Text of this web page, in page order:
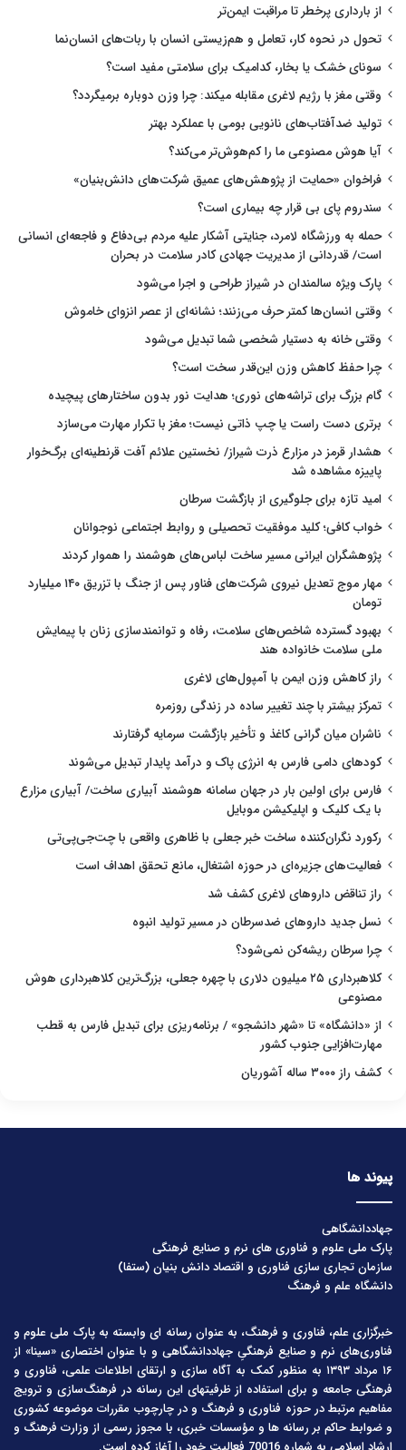
از بارداری پرخطر تا مراقبت ایمن‌تر
تحول در نحوه کار، تعامل و هم‌زیستی انسان با ربات‌های انسان‌نما
سونای خشک یا بخار، کدامیک برای سلامتی مفید است؟
وقتی مغز با رژیم لاغری مقابله میکند: چرا وزن دوباره برمیگردد؟
تولید ضدآفتاب‌های نانویی بومی با عملکرد بهتر
آیا هوش مصنوعی ما را کم‌هوش‌تر می‌کند؟
فراخوان «حمایت از پژوهش‌های عمیق شرکت‌های دانش‌بنیان»
سندروم پای بی قرار چه بیماری است؟
حمله به ورزشگاه لامرد، جنایتی آشکار علیه مردم بی‌دفاع و فاجعه‌ای انسانی
است/ قدردانی از مدیریت جهادی کادر سلامت در بحران
پارک ویژه سالمندان در شیراز طراحی و اجرا می‌شود
وقتی انسان‌ها کمتر حرف می‌زنند؛ نشانه‌ای از عصر انزوای خاموش
وقتی خانه به دستیار شخصی شما تبدیل می‌شود
چرا حفظ کاهش وزن این‌قدر سخت است؟
گام بزرگ برای تراشه‌های نوری؛ هدایت نور بدون ساختارهای پیچیده
برتری دست راست یا چپ ذاتی نیست؛ مغز با تکرار مهارت می‌سازد
هشدار قرمز در مزارع ذرت شیراز/ نخستین علائم آفت قرنطینه‌ای برگ‌خوار
پاییزه مشاهده شد
امید تازه برای جلوگیری از بازگشت سرطان
خواب کافی؛ کلید موفقیت تحصیلی و روابط اجتماعی نوجوانان
پژوهشگران ایرانی مسیر ساخت لباس‌های هوشمند را هموار کردند
مهار موج تعدیل نیروی شرکت‌های فناور پس از جنگ با تزریق ۱۴۰ میلیارد
تومان
بهبود گسترده شاخص‌های سلامت، رفاه و توانمندسازی زنان با پیمایش
ملی سلامت خانواده هند
راز کاهش وزن ایمن با آمپول‌های لاغری
تمرکز بیشتر با چند تغییر ساده در زندگی روزمره
ناشران میان گرانی کاغذ و تأخیر بازگشت سرمایه گرفتارند
کودهای دامی فارس به انرژی پاک و درآمد پایدار تبدیل می‌شوند
فارس برای اولین بار در جهان سامانه هوشمند آبیاری ساخت/ آبیاری مزارع
با یک کلیک و اپلیکیشن موبایل
رکورد نگران‌کننده ساخت خبر جعلی با ظاهری واقعی با چت‌جی‌پی‌تی
فعالیت‌های جزیره‌ای در حوزه اشتغال، مانع تحقق اهداف است
راز تناقض داروهای لاغری کشف شد
نسل جدید داروهای ضدسرطان در مسیر تولید انبوه
چرا سرطان ریشه‌کن نمی‌شود؟
کلاهبرداری ۲۵ میلیون دلاری با چهره جعلی، بزرگ‌ترین کلاهبرداری هوش
مصنوعی
از «دانشگاه» تا «شهر دانشجو» / برنامه‌ریزی برای تبدیل فارس به قطب
مهارت‌افزایی جنوب کشور
کشف راز ۳۰۰۰ ساله آشوریان
پیوند ها
جهاددانشگاهی
پارک ملی علوم و فناوری های نرم و صنایع فرهنگی
سازمان تجاری سازی فناوری و اقتصاد دانش بنیان (ستفا)
دانشگاه علم و فرهنگ
خبرگزاری علم، فناوری و فرهنگ، به عنوان رسانه ای وابسته به پارک ملی علوم و
فناوری‌های نرم و صنایع فرهنگیِ جهاددانشگاهی و با عنوان اختصاری «سینا» از
۱۶ مرداد ۱۳۹۳ به منظور کمک به آگاه سازی و ارتقای اطلاعات علمی، فناوری و
فرهنگی جامعه و برای استفاده از ظرفیتهای این رسانه در فرهنگ‌سازی و ترویج
مفاهیم مرتبط در حوزه فناوری و فرهنگ و در چارچوب مقررات موضوعه کشوری
و ضوابط حاکم بر رسانه ها و مؤسسات خبری، با مجوز رسمی از وزارت فرهنگ و